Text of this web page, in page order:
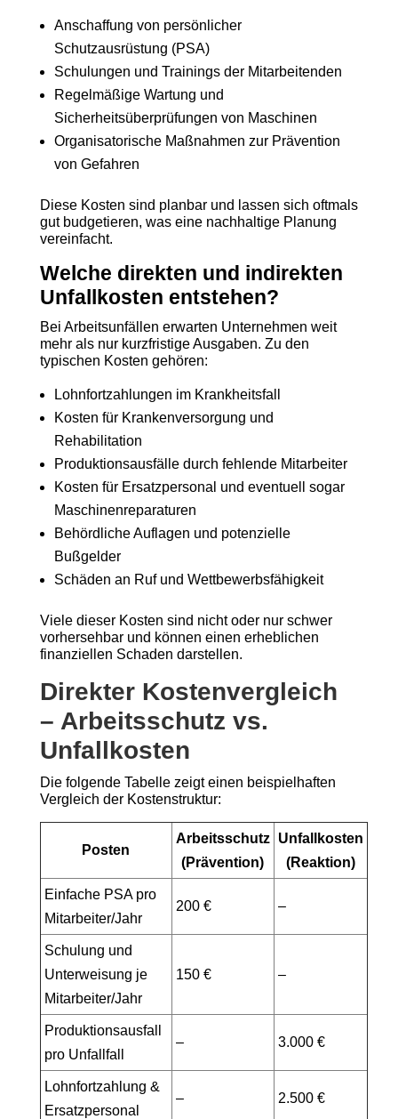
Anschaffung von persönlicher
Schutzausrüstung (PSA)
Schulungen und Trainings der Mitarbeitenden
Regelmäßige Wartung und
Sicherheitsüberprüfungen von Maschinen
Organisatorische Maßnahmen zur Prävention
von Gefahren
Diese Kosten sind planbar und lassen sich oftmals
gut budgetieren, was eine nachhaltige Planung
vereinfacht.
Welche direkten und indirekten
Unfallkosten entstehen?
Bei Arbeitsunfällen erwarten Unternehmen weit
mehr als nur kurzfristige Ausgaben. Zu den
typischen Kosten gehören:
Lohnfortzahlungen im Krankheitsfall
Kosten für Krankenversorgung und
Rehabilitation
Produktionsausfälle durch fehlende Mitarbeiter
Kosten für Ersatzpersonal und eventuell sogar
Maschinenreparaturen
Behördliche Auflagen und potenzielle
Bußgelder
Schäden an Ruf und Wettbewerbsfähigkeit
Viele dieser Kosten sind nicht oder nur schwer
vorhersehbar und können einen erheblichen
finanziellen Schaden darstellen.
Direkter Kostenvergleich
– Arbeitsschutz vs.
Unfallkosten
Die folgende Tabelle zeigt einen beispielhaften
Vergleich der Kostenstruktur:
Posten
Arbeitsschutz
(Prävention)
Unfallkosten
(Reaktion)
Einfache PSA pro
Mitarbeiter/Jahr
200 € –
Schulung und
Unterweisung je
Mitarbeiter/Jahr
150 € –
Produktionsausfall
pro Unfallfall
– 3.000 €
Lohnfortzahlung &
Ersatzpersonal
– 2.500 €